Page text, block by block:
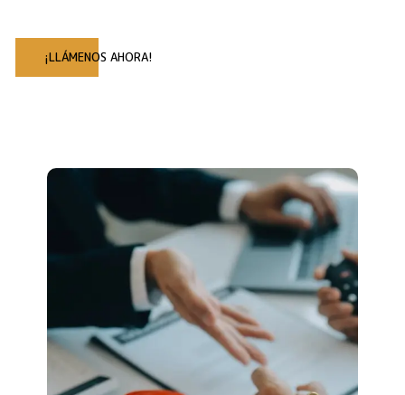
¡LLÁMENOS AHORA!